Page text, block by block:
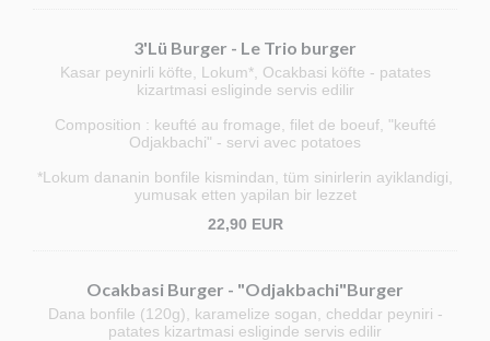
3'Lü Burger - Le Trio burger
Kasar peynirli köfte, Lokum*, Ocakbasi köfte - patates
kizartmasi esliginde servis edilir
Composition : keufté au fromage, filet de boeuf, "keufté
Odjakbachi" - servi avec potatoes
*Lokum dananin bonfile kismindan, tüm sinirlerin ayiklandigi,
yumusak etten yapilan bir lezzet
22,90 EUR
Ocakbasi Burger - "Odjakbachi"Burger
Dana bonfile (120g), karamelize sogan, cheddar peyniri -
patates kizartmasi esliginde servis edilir